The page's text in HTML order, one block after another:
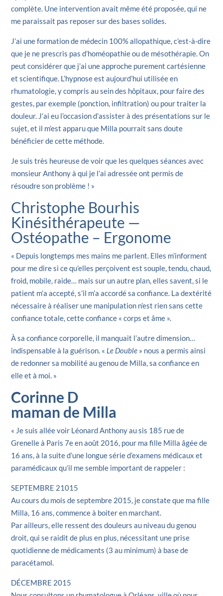
complète. Une intervention avait même été proposée, qui ne
me paraissait pas reposer sur des bases solides.
J’ai une formation de médecin 100% allopathique, c’est-à-dire
que je ne prescris pas d’homéopathie ou de mésothérapie. On
peut considérer que j’ai une approche purement cartésienne
et scientifique. L’hypnose est aujourd’hui utilisée en
rhumatologie, y compris au sein des hôpitaux, pour faire des
gestes, par exemple (ponction, infiltration) ou pour traiter la
douleur. J’ai eu l’occasion d’assister à des présentations sur le
sujet, et il m’est apparu que Milla pourrait sans doute
bénéficier de cette méthode.
Je suis très heureuse de voir que les quelques séances avec
monsieur Anthony à qui je l’ai adressée ont permis de
résoudre son problème ! »
Christophe Bourhis
Kinésithérapeute —
Ostéopathe – Ergonome
« Depuis longtemps mes mains me parlent. Elles m’informent
pour me dire si ce qu’elles perçoivent est souple, tendu, chaud,
froid, mobile, raide… mais sur un autre plan, elles savent, si le
patient m’a accepté, s’il m’a accordé sa confiance. La dextérité
nécessaire à réaliser une manipulation n’est rien sans cette
confiance totale, cette confiance « corps et âme ».
À sa confiance corporelle, il manquait l’autre dimension…
indispensable à la guérison. « Le Double » nous a permis ainsi
de redonner sa mobilité au genou de Milla, sa confiance en
elle et à moi. »
Corinne D
maman de Milla
« Je suis allée voir Léonard Anthony au sis 185 rue de
Grenelle à Paris 7e en août 2016, pour ma fille Milla âgée de
16 ans, à la suite d’une longue série d’examens médicaux et
paramédicaux qu’il me semble important de rappeler :
SEPTEMBRE 21015
Au cours du mois de septembre 2015, je constate que ma fille
Milla, 16 ans, commence à boiter en marchant.
Par ailleurs, elle ressent des douleurs au niveau du genou
droit, qui se raidit de plus en plus, nécessitant une prise
quotidienne de médicaments (3 au minimum) à base de
paracétamol.
DÉCEMBRE 2015